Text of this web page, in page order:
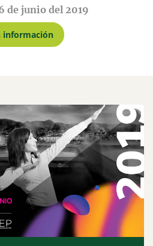
de junio del 2019
información